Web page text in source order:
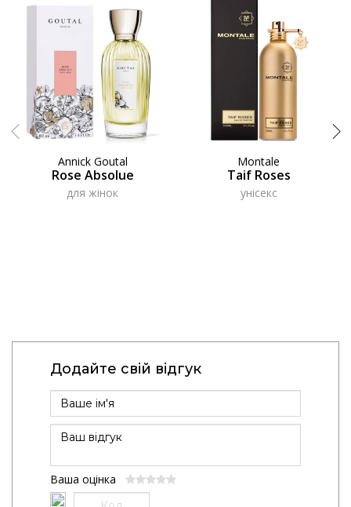
Annick Goutal
Rose Absolue
для жінок
Montale
Taif Roses
унісекс
Додайте свій відгук
Ваша оцінка